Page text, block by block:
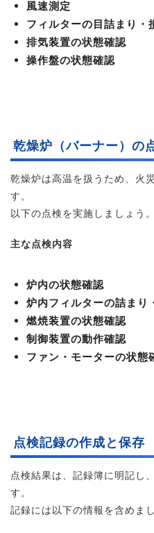
風速測定
フィルターの目詰まり・
排気装置の状態確認
操作盤の状態確認
乾燥炉（バーナー）の
乾燥炉は高温を扱うため、火
す。
以下の点検を実施しましょう。
主な点検内容
炉内の状態確認
炉内フィルターの詰まり
燃焼装置の状態確認
制御装置の動作確認
ファン・モーターの状態
点検記録の作成と保存
点検結果は、記録簿に明記し
す。
記録には以下の情報を含めま